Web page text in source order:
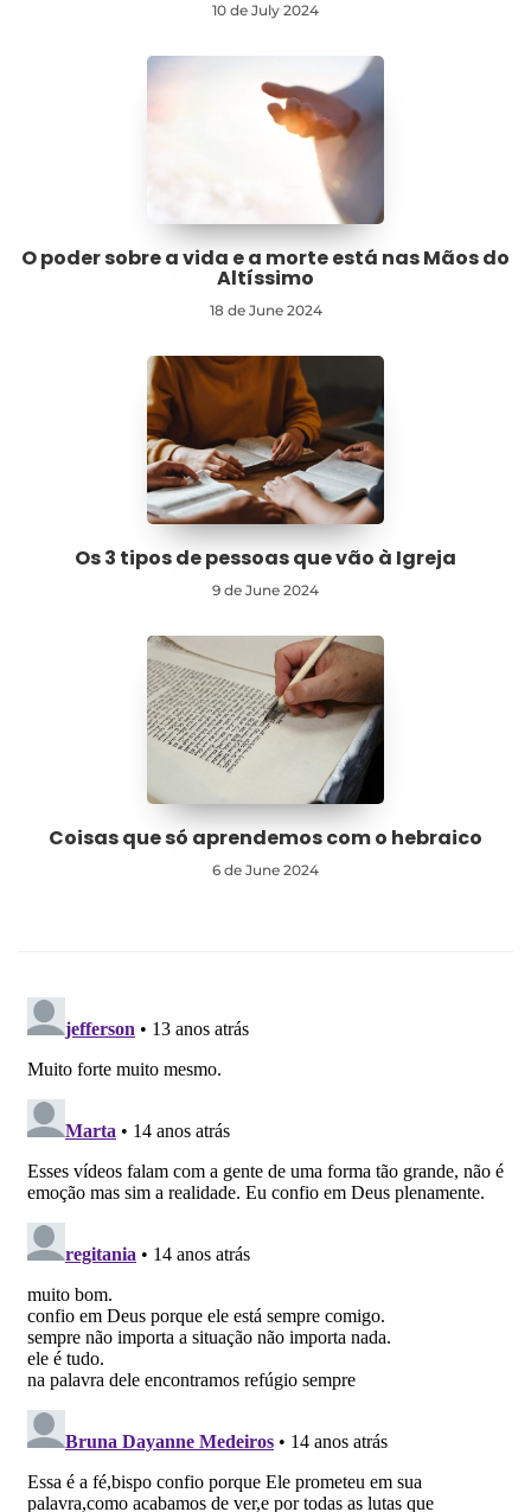
10 de July 2024
O poder sobre a vida e a morte está nas Mãos do
Altíssimo
18 de June 2024
Os 3 tipos de pessoas que vão à Igreja
9 de June 2024
Coisas que só aprendemos com o hebraico
6 de June 2024